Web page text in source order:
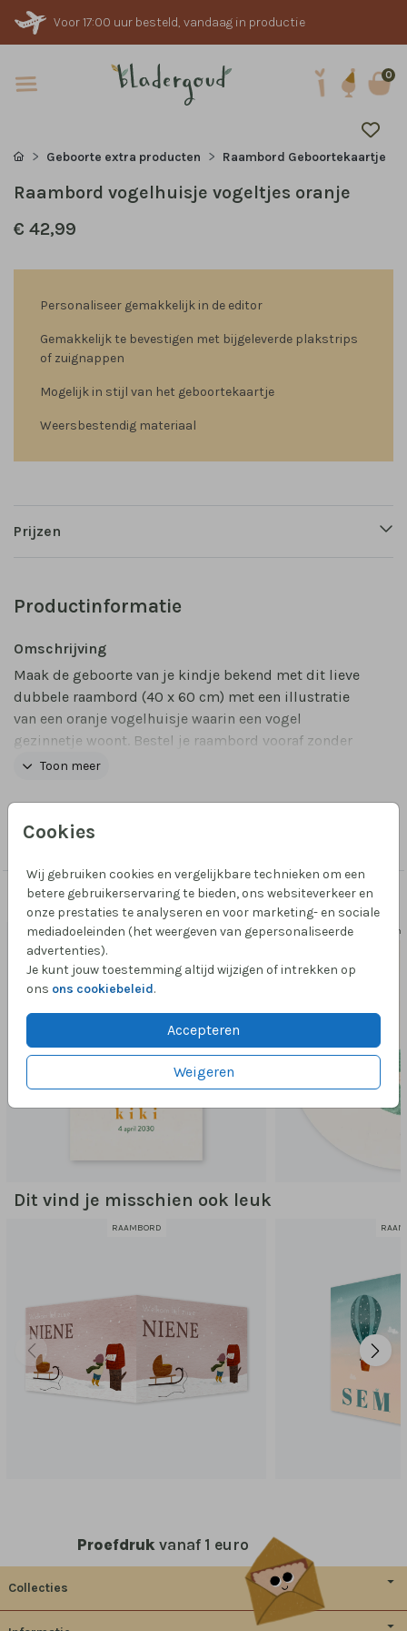
Voor 17:00 uur besteld, vandaag in productie
0
Cookies
Wij gebruiken cookies en vergelijkbare technieken om een
betere gebruikerservaring te bieden, ons websiteverkeer en
onze prestaties te analyseren en voor marketing- en sociale
mediadoeleinden (het weergeven van gepersonaliseerde
advertenties).
Je kunt jouw toestemming altijd wijzigen of intrekken op
ons ons cookiebeleid.
Accepteren
Weigeren
Geboorte extra producten Raambord Geboortekaartje
Raambord vogelhuisje vogeltjes oranje
€ 42,99
Personaliseer gemakkelijk in de editor
Gemakkelijk te bevestigen met bijgeleverde plakstrips
of zuignappen
Mogelijk in stijl van het geboortekaartje
Weersbestendig materiaal
Prijzen
Productinformatie
Omschrijving
Maak de geboorte van je kindje bekend met dit lieve
dubbele raambord (40 x 60 cm) met een illustratie
van een oranje vogelhuisje waarin een vogel
gezinnetje woont. Bestel je raambord vooraf zonder
datum, met alleen de naam of juist direct nadat de
Toon meer
Raambord Geboortekaartje
Passend bij dit ontwerp
35 mm
Dit vind je misschien ook leuk
RAAMBORD
Proefdruk vanaf 1 euro
Collecties